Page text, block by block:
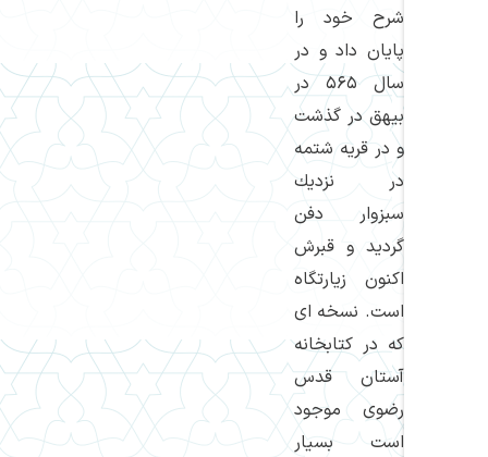
شرح خود را
پایان داد و در
سال ۵۶۵ در
بیهق در گذشت
و در قریه شتمه
در نزدیك
سبزوار دفن
گردید و قبرش
اكنون زیارتگاه
است. نسخه ای
كه در كتابخانه
آستان قدس
رضوی موجود
است بسیار